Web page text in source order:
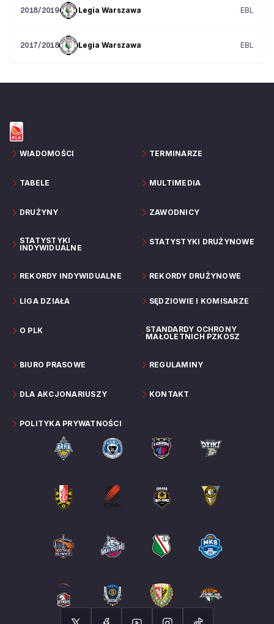
2018/2019 Legia Warszawa EBL
2017/2018 Legia Warszawa EBL
WIADOMOŚCI TERMINARZE
TABELE MULTIMEDIA
DRUŻYNY ZAWODNICY
STATYSTYKI
INDYWIDUALNE
STATYSTYKI DRUŻYNOWE
REKORDY INDYWIDUALNE REKORDY DRUŻYNOWE
LIGA DZIAŁA SĘDZIOWIE I KOMISARZE
O PLK
STANDARDY OCHRONY
MAŁOLETNICH PZKOSZ
BIURO PRASOWE REGULAMINY
DLA AKCJONARIUSZY KONTAKT
POLITYKA PRYWATNOŚCI